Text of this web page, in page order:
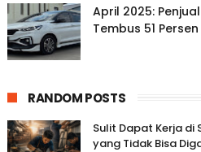
April 2025:
Tembus 51 Persen
RANDOM POSTS
Sulit Dapat Kerja di
yang Tidak Bisa